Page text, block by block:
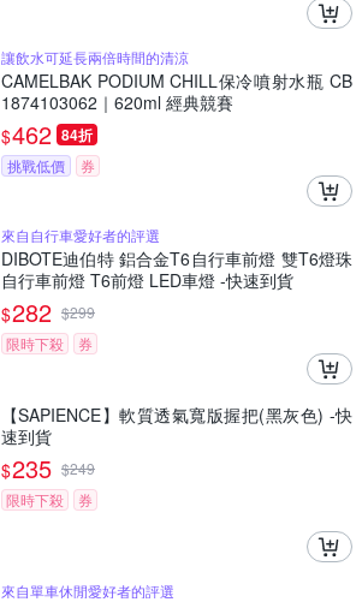
讓飲水可延長兩倍時間的清涼
CAMELBAK PODIUM CHILL保冷噴射水瓶 CB
1874103062｜620ml 經典競賽
$462 84折
挑戰低價 券
來自自行車愛好者的評選
DIBOTE迪伯特 鋁合金T6自行車前燈 雙T6燈珠
自行車前燈 T6前燈 LED車燈 -快速到貨
$282 $299
限時下殺
券
【SAPIENCE】軟質透氣寬版握把(黑灰色) -快
速到貨
$235 $249
限時下殺
券
來自單車休閒愛好者的評選